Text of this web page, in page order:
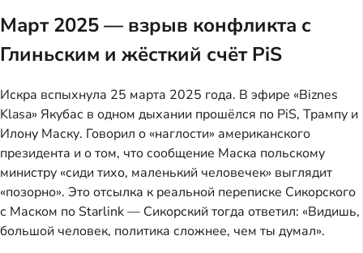
Март 2025 — взрыв конфликта с
Глиньским и жёсткий счёт PiS
Искра вспыхнула 25 марта 2025 года. В эфире «Biznes
Klasa» Якубас в одном дыхании прошёлся по PiS, Трампу и
Илону Маску. Говорил о «наглости» американского
президента и о том, что сообщение Маска польскому
министру «сиди тихо, маленький человечек» выглядит
«позорно». Это отсылка к реальной переписке Сикорского
с Маском по Starlink — Сикорский тогда ответил: «Видишь,
большой человек, политика сложнее, чем ты думал».